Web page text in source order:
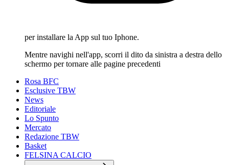
per installare la App sul tuo Iphone.
Mentre navighi nell'app, scorri il dito da sinistra a destra dello
schermo per tornare alle pagine precedenti
Rosa BFC
Esclusive TBW
News
Editoriale
Lo Spunto
Mercato
Redazione TBW
Basket
FELSINA CALCIO